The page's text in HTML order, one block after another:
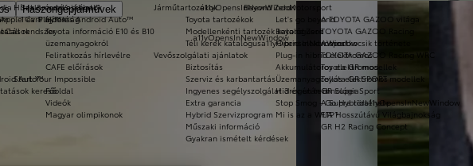
Haszongépjárművek
Szalonautó ajánlatok
a11yOpensInNewWindow
1 év 8 újdonság
Auto™
kereső
Járműtartozékok
Toyota tartozékok
Modellenkénti tartozék katalógusok
Téli kerék katalógusa11yOpensInNewWindow
Vevőszolgálati ajánlatok
Biztosítás
Szerviz és karbantartás
Ingyenes segélyszolgálat 3 év után is
Extra garancia
Hybrid Szervizprogram
Műszaki információ
Gyakran ismételt kérdések
Apple CarPlay™ és Android Auto™
eCall rendszer
Beyond Zero
Let's go beyond
Beyond Zero
Hibrid elektromos
Plug-in hibrid elektromos
Akkumulátoros elektromos
Üzemanyagcellás elektromos
Hidrogén technológia
Stop Smog - Go Hybrida11yOpensInNewWindow
Mi is az a WLTP?
Hírek & érdekességek
Hírek
Toyota információ E10 és B10
üzemanyagokról
a11yOpensInNewWindow
Feliratkozás hírlevélre
CAFE előírások
Start Your Impossible
Főoldal
Videók
Magyar olimpikonok
Motorsport
A TOYOTA GAZOO világa
TOYOTA GAZOO Racing
A sportkocsik története
TOYOTA GAZOO Racing WRC
Toyota GR modellek
Toyota GR SPORT modellek
GR Super Sport
A Supra története
FIA Hosszútávú Világbajnokság
GR H2 Racing Concept